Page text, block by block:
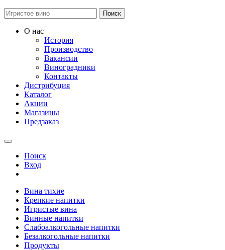
Поиск
О нас
История
Производство
Вакансии
Виноградники
Контакты
Дистрибуция
Каталог
Акции
Магазины
Предзаказ
Поиск
Вход
Вина тихие
Крепкие напитки
Игристые вина
Винные напитки
Слабоалкогольные напитки
Безалкогольные напитки
Продукты